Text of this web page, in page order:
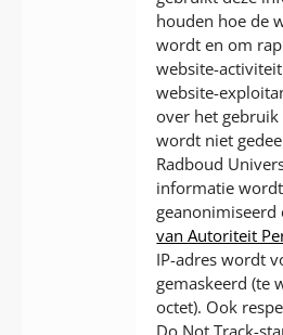
houden hoe de
wordt en om
website-
website-
over het
wordt niet
Radboud
informatie
geanonimiseerd
van Autoriteit
IP-adres wordt
gemaskeerd (te
octet). Ook
Do Not Track-